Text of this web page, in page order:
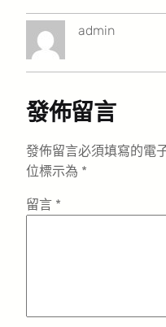
admin
發佈留言
發佈留言必須填寫的電
位標示為 *
留言 *